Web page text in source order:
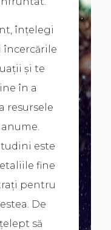
înțelegi
încercările
și te
în a
resursele
este
fine
pentru
De
să